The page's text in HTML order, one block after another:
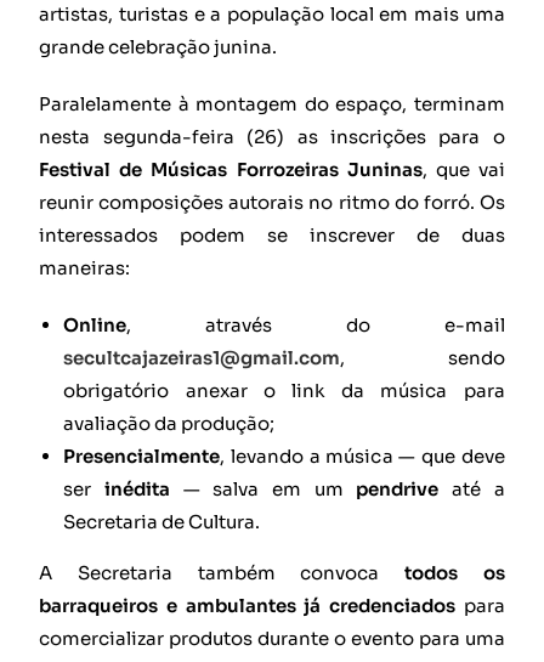
artistas, turistas e a população local em mais uma
grande celebração junina.
Paralelamente à montagem do espaço, terminam
nesta segunda-feira (26) as inscrições para o
Festival de Músicas Forrozeiras Juninas, que vai
reunir composições autorais no ritmo do forró. Os
interessados podem se inscrever de duas
maneiras:
Online, através do e-mail
secultcajazeiras1@gmail.com, sendo
obrigatório anexar o link da música para
avaliação da produção;
Presencialmente, levando a música — que deve
serinédita — salva em um pendrive até a
Secretaria de Cultura.
A Secretaria também convoca todos os
barraqueiros e ambulantes já credenciadospara
comercializar produtos durante o evento para uma